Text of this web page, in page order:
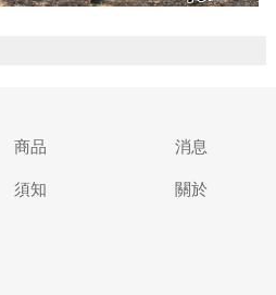
商品 消息
須知 關於